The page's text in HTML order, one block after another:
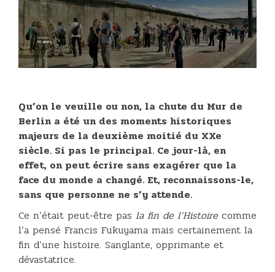
09/11/2019
30 après...
Qu’on le veuille ou non, la chute du Mur de
Berlin a été un des moments historiques
majeurs de la deuxième moitié du XXe
siècle. Si pas le principal. Ce jour-là, en
effet, on peut écrire sans exagérer que la
face du monde a changé. Et, reconnaissons-le,
sans que personne ne s’y attende.
Ce n’était peut-être pas la fin de l’Histoirecomme
l’a pensé Francis Fukuyama mais certainement la
fin d’une histoire. Sanglante, opprimante et
dévastatrice.